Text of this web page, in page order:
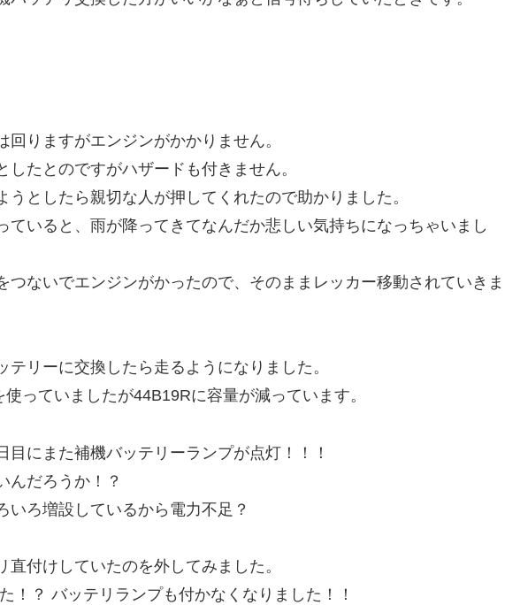
りますがエンジンがかかりません。
たとのですがハザードも付きません。
うとしたら親切な人が押してくれたので助かりました。
ていると、雨が降ってきてなんだか悲しい気持ちになっちゃいまし
つないでエンジンがかったので、そのままレッカー移動されていきま
テリーに交換したら走るようになりました。
っていましたが44B19Rに容量が減っています。
目にまた補機バッテリーランプが点灯！！！
んだろうか！？
いろ増設しているから電力不足？
付けしていたのを外してみました。
！？ バッテリランプも付かなくなりました！！